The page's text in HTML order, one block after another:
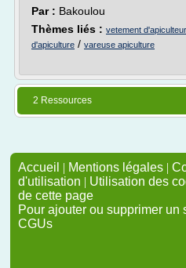
Par : Bakoulou
Thèmes liés : vetement d'apiculteur
d'apiculture / vareuse apiculture
2 Ressources
Accueil | Mentions légales |
d'utilisation | Utilisation des
de cette page
Pour ajouter ou supprimer un
CGUs